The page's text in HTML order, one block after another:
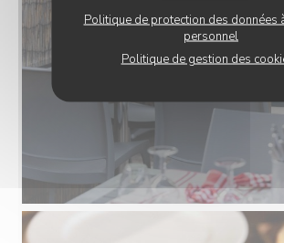
Politique de protection des données
personnel
Politique de gestion des